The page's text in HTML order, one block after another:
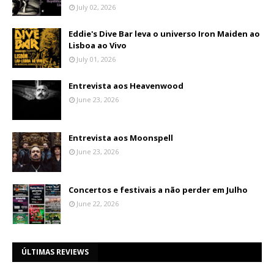
July 02, 2026
Eddie's Dive Bar leva o universo Iron Maiden ao
Lisboa ao Vivo
July 01, 2026
Entrevista aos Heavenwood
June 23, 2026
Entrevista aos Moonspell
June 23, 2026
Concertos e festivais a não perder em Julho
June 22, 2026
ÚLTIMAS REVIEWS